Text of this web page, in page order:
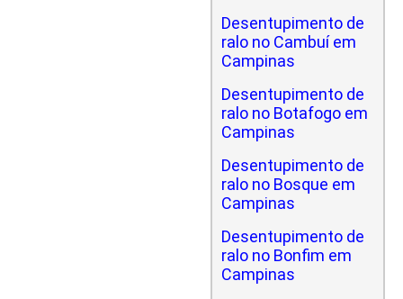
Desentupimento de
ralo no Cambuí em
Campinas
Desentupimento de
ralo no Botafogo em
Campinas
Desentupimento de
ralo no Bosque em
Campinas
Desentupimento de
ralo no Bonfim em
Campinas